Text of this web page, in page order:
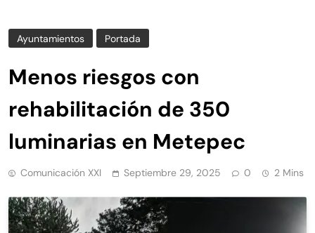
Ayuntamientos Portada
Menos riesgos con
rehabilitación de 350
luminarias en Metepec
Comunicación XXI Septiembre 29, 2025 0 2 Mins